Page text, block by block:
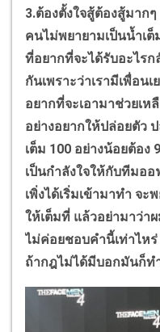
3.ต้องตั้งใจสู้ต้องสู้มาก
คนไม่พยายามเป็นน้ำเ
ที่อยากที่จะได้รับอะไรก
กันเพราะว่าเรามีเพื่อนเ
อยากที่จะเอามาช่วยเห
อย่างอยากให้ปล่อยตัว
เต็ม 100 อย่างน้อยต้อ
เป็นกำลังใจให้กับทีมอ
เพิ่งได้เริ่มเข้ามาทำ จ
ให้เต็มที่ แล้วอย่ามาว่า
ไม่ค่อยชอบคำนี้เท่าไห
ถ้ากฎไม่ได้มีบอกมันก็ทำ